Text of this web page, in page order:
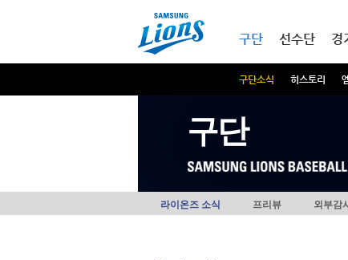
구단
구단소식 히스토리
선수단 경
구단
라이온즈 소식 프리뷰 외부감